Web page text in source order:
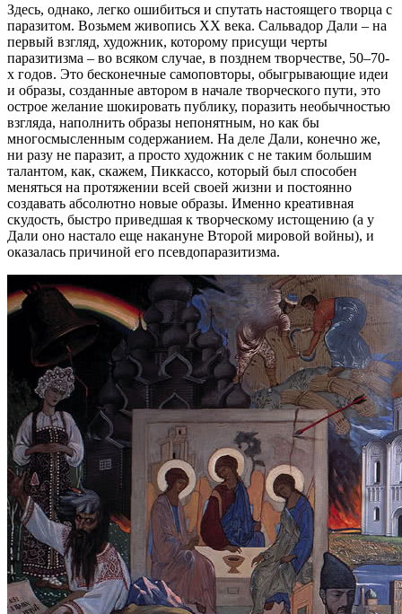
Здесь, однако, легко ошибиться и спутать настоящего творца с
паразитом. Возьмем живопись ХХ века. Сальвадор Дали – на
первый взгляд, художник, которому присущи черты
паразитизма – во всяком случае, в позднем творчестве, 50–70-
х годов. Это бесконечные самоповторы, обыгрывающие идеи
и образы, созданные автором в начале творческого пути, это
острое желание шокировать публику, поразить необычностью
взгляда, наполнить образы непонятным, но как бы
многосмысленным содержанием. На деле Дали, конечно же,
ни разу не паразит, а просто художник с не таким большим
талантом, как, скажем, Пиккассо, который был способен
меняться на протяжении всей своей жизни и постоянно
создавать абсолютно новые образы. Именно креативная
скудость, быстро приведшая к творческому истощению (а у
Дали оно настало еще накануне Второй мировой войны), и
оказалась причиной его псевдопаразитизма.